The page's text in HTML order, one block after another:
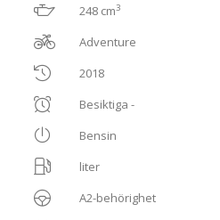
248 cm3
Adventure
2018
Besiktiga -
Bensin
liter
A2-behörighet